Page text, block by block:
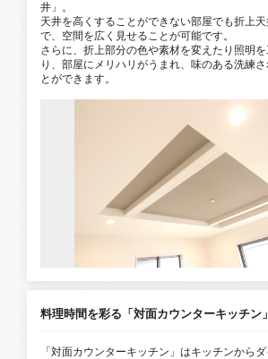
井」。
天井を高くすることができない部屋でも折上
で、空間を広く見せることが可能です。
さらに、折上部分の色や素材を変えたり照明
り、部屋にメリハリがうまれ、味のある洗練
とができます。
料理時間を彩る「対面カウンターキッチン
「対面カウンターキッチン」はキッチンから